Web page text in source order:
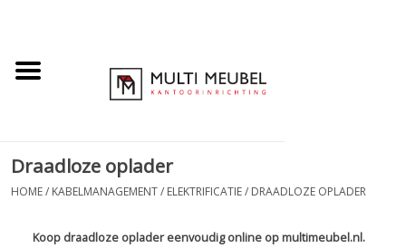
Draadloze oplader
HOME/ KABELMANAGEMENT/ ELEKTRIFICATIE/ DRAADLOZE OPLADER
Koop draadloze oplader eenvoudig online op multimeubel.nl.